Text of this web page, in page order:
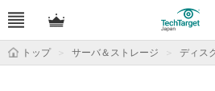
トップ サーバ＆ストレージ ディス